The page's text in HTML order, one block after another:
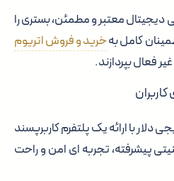
معتبر و مطمئن، بستری را
کامل بهخرید و فروش اتریوم
فعال بپردازند.
دلار با ارائه یک پلتفرم کاربرپسند
پیشرفته، تجربه ای امن و راحت